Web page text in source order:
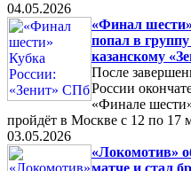
04.05.2026
«Финал
попал в
казанскому
После
России
«Финале
пройдёт в Москве с 12 по 17
03.05.2026
«Локомотив»
матче и стал